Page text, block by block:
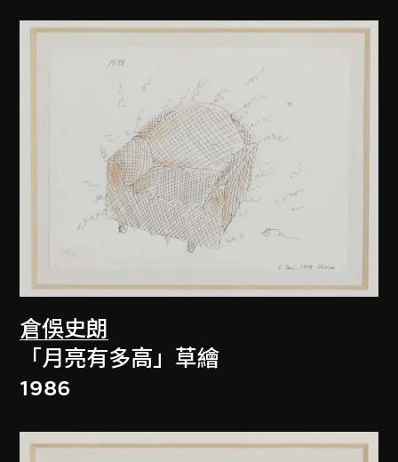
倉俁史朗
「月亮有多高」草繪
1986